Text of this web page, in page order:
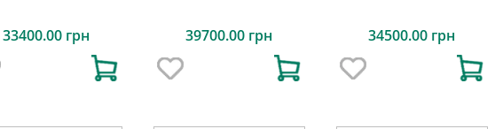
33400.00 грн 39700.00 грн 34500.00 грн